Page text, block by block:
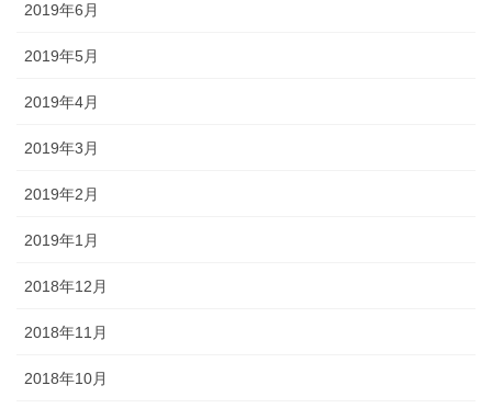
2019年6月
2019年5月
2019年4月
2019年3月
2019年2月
2019年1月
2018年12月
2018年11月
2018年10月